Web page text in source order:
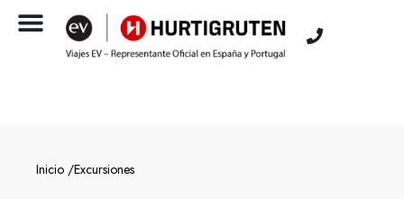
Inicio /Excursiones